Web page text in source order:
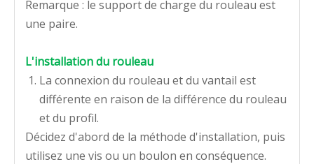
Remarque : le support de charge du rouleau est
une paire.
L'installation du rouleau
La connexion du rouleau et du vantail est
différente en raison de la différence du rouleau
et du profil.
Décidez d'abord de la méthode d'installation, puis
utilisez une vis ou un boulon en conséquence.